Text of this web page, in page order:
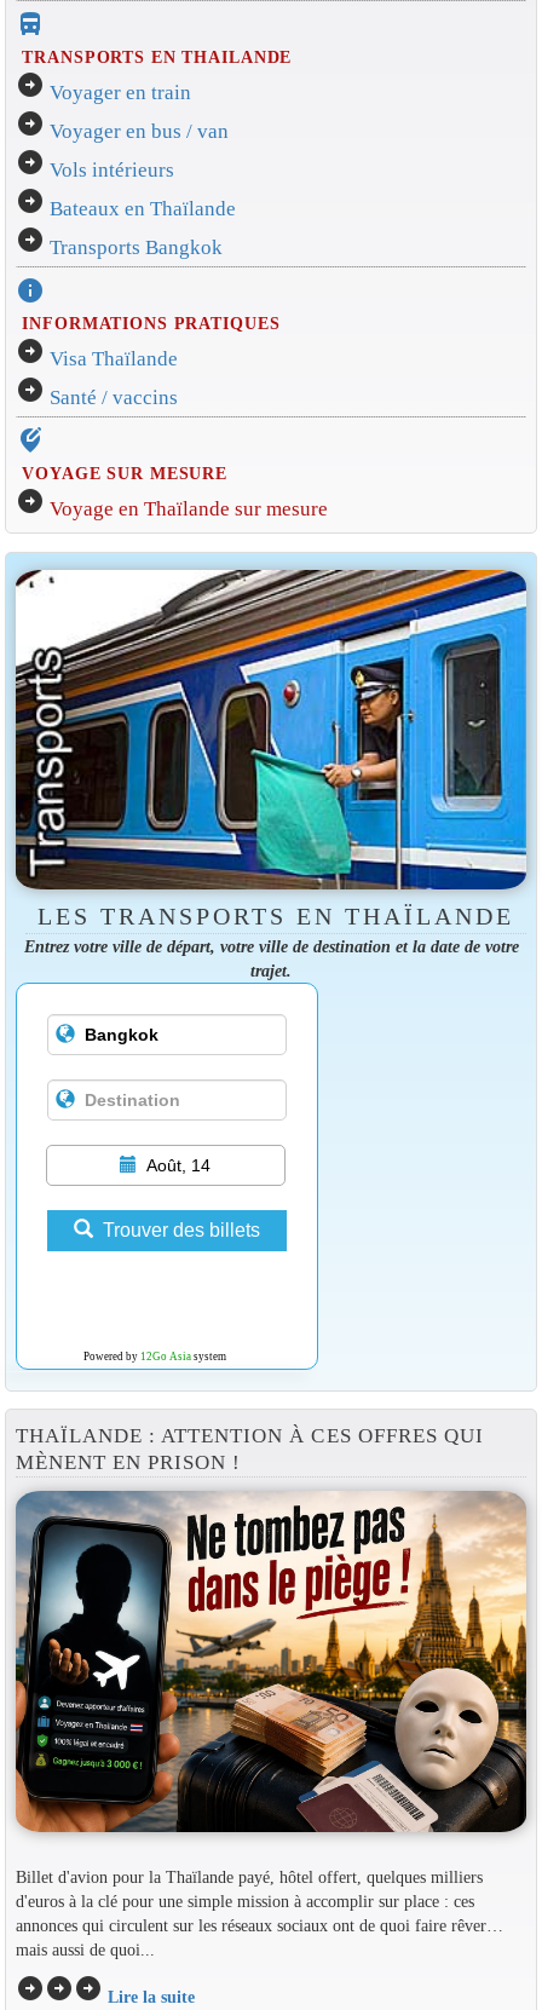
directions_bus_filled
TRANSPORTS EN THAILANDE
arrow_circle_right Voyager en train
arrow_circle_right Voyager en bus / van
arrow_circle_right Vols intérieurs
arrow_circle_right Bateaux en Thaïlande
arrow_circle_right Transports Bangkok
info
INFORMATIONS PRATIQUES
arrow_circle_right Visa Thaïlande
arrow_circle_right Santé / vaccins
edit_location_alt
VOYAGE SUR MESURE
arrow_circle_right Voyage en Thaïlande sur mesure
LES TRANSPORTS EN THAÏLANDE
Entrez votre ville de départ, votre ville de destination et la date de votre
trajet.
Août, 14
Trouver des billets
Powered by 12Go Asiasystem
THAÏLANDE : ATTENTION À CES OFFRES QUI
MÈNENT EN PRISON !
Billet d'avion pour la Thaïlande payé, hôtel offert, quelques milliers
d'euros à la clé pour une simple mission à accomplir sur place : ces
annonces qui circulent sur les réseaux sociaux ont de quoi faire rêver…
mais aussi de quoi...
arrow_circle_rightarrow_circle_rightarrow_circle_right Lire la suite